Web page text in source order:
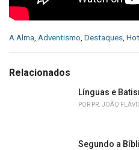
C
e
A Alma, Adventismo, Destaques,
Relacionados
Línguas e
POR PR. JOÃO
Segundo a